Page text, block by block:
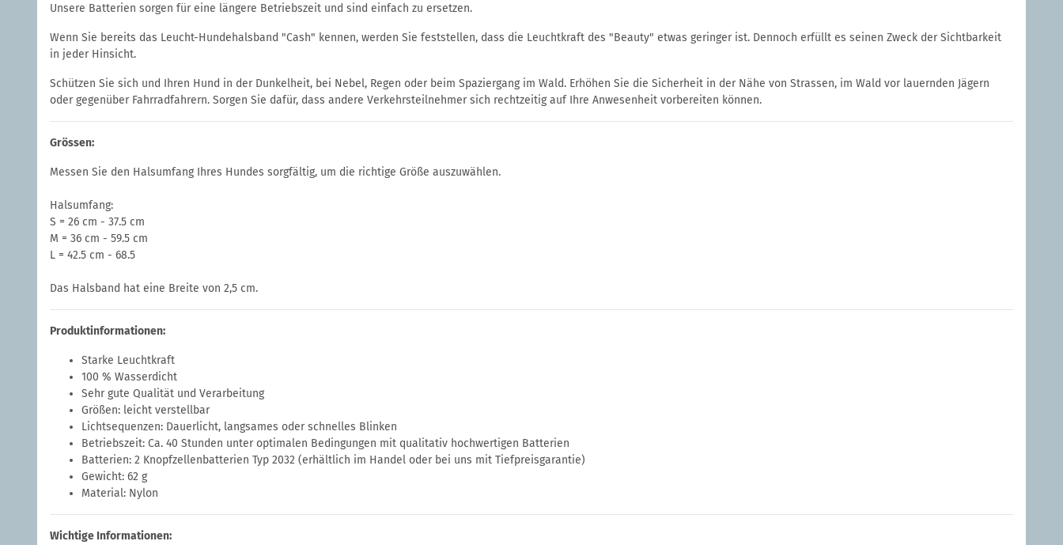
Unsere Batterien sorgen für eine längere Betriebszeit und sind einfach zu ersetzen.
Wenn Sie bereits das Leucht-Hundehalsband "Cash" kennen, werden Sie feststellen, dass die Leuchtkraft des "Beauty" etwas geringer ist. Dennoch erfüllt es seinen Zweck der Sichtbarkeit
in jeder Hinsicht.
Schützen Sie sich und Ihren Hund in der Dunkelheit, bei Nebel, Regen oder beim Spaziergang im Wald. Erhöhen Sie die Sicherheit in der Nähe von Strassen, im Wald vor lauernden Jägern
oder gegenüber Fahrradfahrern. Sorgen Sie dafür, dass andere Verkehrsteilnehmer sich rechtzeitig auf Ihre Anwesenheit vorbereiten können.
Grössen:
Messen Sie den Halsumfang Ihres Hundes sorgfältig, um die richtige Größe auszuwählen.
Halsumfang:
S = 26 cm - 37.5 cm
M = 36 cm - 59.5 cm
L = 42.5 cm - 68.5
Das Halsband hat eine Breite von 2,5 cm.
Produktinformationen:
Starke Leuchtkraft
100 % Wasserdicht
Sehr gute Qualität und Verarbeitung
Größen: leicht verstellbar
Lichtsequenzen: Dauerlicht, langsames oder schnelles Blinken
Betriebszeit: Ca. 40 Stunden unter optimalen Bedingungen mit qualitativ hochwertigen Batterien
Batterien: 2 Knopfzellenbatterien Typ 2032 (erhältlich im Handel oder bei uns mit Tiefpreisgarantie)
Gewicht: 62 g
Material: Nylon
Wichtige Informationen: